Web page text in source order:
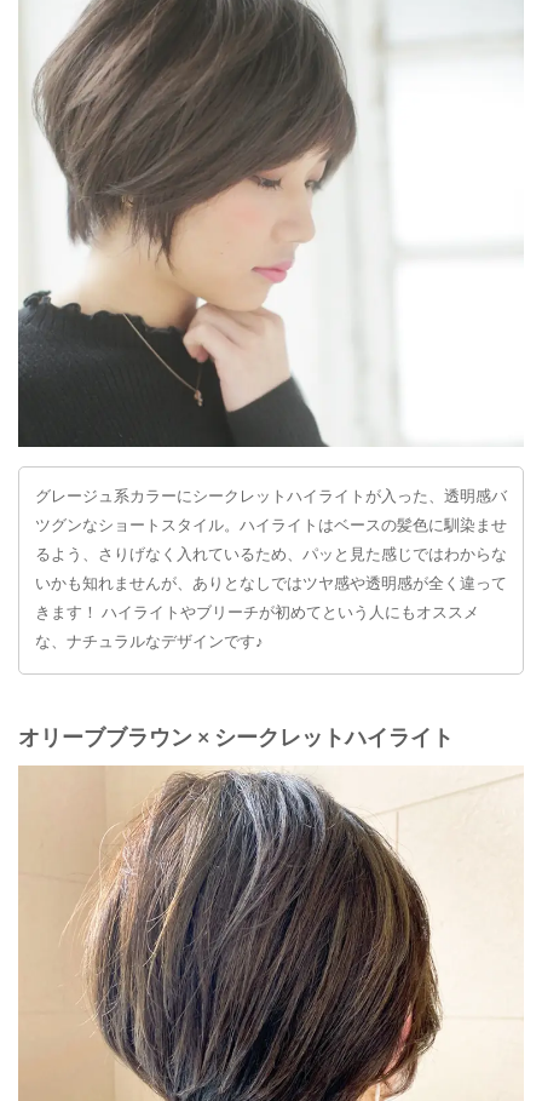
グレージュ系カラーにシークレットハイライトが入った、透明感バ
ツグンなショートスタイル。ハイライトはベースの髪色に馴染ませ
るよう、さりげなく入れているため、パッと見た感じではわからな
いかも知れませんが、ありとなしではツヤ感や透明感が全く違って
きます！ ハイライトやブリーチが初めてという人にもオススメ
な、ナチュラルなデザインです♪
オリーブブラウン × シークレットハイライト